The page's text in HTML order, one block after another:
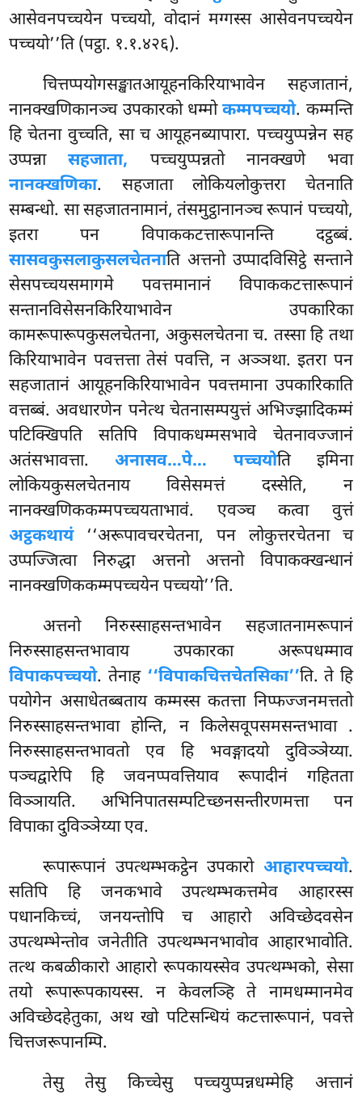
आसेवनपच्चयेन पच्चयो, वोदानं मग्गस्स आसेवनपच्चयेन
पच्चयो’’ति (पट्ठा. १.१.४२६).
चित्तप्पयोगसङ्खातआयूहनकिरियाभावेन सहजातानं,
नानक्खणिकानञ्च उपकारको धम्मोकम्मपच्चयो. कम्मन्ति
हि चेतना वुच्चति, सा च आयूहनब्यापारा. पच्चयुप्पन्नेन सह
उप्पन्नासहजाता, पच्चयुप्पन्नतो नानक्खणे भवा
नानक्खणिका. सहजाता लोकियलोकुत्तरा चेतनाति
सम्बन्धो. सा सहजातनामानं, तंसमुट्ठानानञ्च रूपानं पच्चयो,
इतरा पन विपाककटत्तारूपानन्ति दट्ठब्बं.
सासवकुसलाकुसलचेतनाति अत्तनो उप्पादविसिट्ठे सन्ताने
सेसपच्चयसमागमे पवत्तमानानं विपाककटत्तारूपानं
सन्तानविसेसनकिरियाभावेन उपकारिका
कामरूपारूपकुसलचेतना, अकुसलचेतना च. तस्सा हि तथा
किरियाभावेन पवत्तत्ता तेसं पवत्ति, न अञ्ञथा. इतरा पन
सहजातानं आयूहनकिरियाभावेन पवत्तमाना उपकारिकाति
वत्तब्बं. अवधारणेन पनेत्थ चेतनासम्पयुत्तं अभिज्झादिकम्मं
पटिक्खिपति सतिपि विपाकधम्मसभावे चेतनावज्जानं
अतंसभावत्ता.अनासव…पे… पच्चयोति इमिना
लोकियकुसलचेतनाय विसेसमत्तं दस्सेति, न
नानक्खणिककम्मपच्चयताभावं. एवञ्च कत्वा वुत्तं
अट्ठकथायं‘‘अरूपावचरचेतना, पन लोकुत्तरचेतना च
उप्पज्जित्वा निरुद्धा अत्तनो अत्तनो विपाकक्खन्धानं
नानक्खणिककम्मपच्चयेन पच्चयो’’ति.
अत्तनो निरुस्साहसन्तभावेन सहजातनामरूपानं
निरुस्साहसन्तभावाय उपकारका अरूपधम्माव
विपाकपच्चयो. तेनाह ‘‘विपाकचित्तचेतसिका’’ति. ते हि
पयोगेन असाधेतब्बताय कम्मस्स कतत्ता निप्फज्जनमत्ततो
निरुस्साहसन्तभावा होन्ति, न किलेसवूपसमसन्तभावा .
निरुस्साहसन्तभावतो एव हि भवङ्गादयो दुविञ्ञेय्या.
पञ्चद्वारेपि हि जवनप्पवत्तियाव रूपादीनं गहितता
विञ्ञायति. अभिनिपातसम्पटिच्छनसन्तीरणमत्ता पन
विपाका दुविञ्ञेय्या एव.
रूपारूपानं उपत्थम्भकट्ठेन उपकारो आहारपच्चयो.
सतिपि हि जनकभावे उपत्थम्भकत्तमेव आहारस्स
पधानकिच्चं, जनयन्तोपि च आहारो अविच्छेदवसेन
उपत्थम्भेन्तोव जनेतीति उपत्थम्भनभावोव आहारभावोति.
तत्थ कबळीकारो आहारो रूपकायस्सेव उपत्थम्भको, सेसा
तयो रूपारूपकायस्स. न केवलञ्हि ते नामधम्मानमेव
अविच्छेदहेतुका, अथ खो पटिसन्धियं कटत्तारूपानं, पवत्ते
चित्तजरूपानम्पि.
तेसु तेसु किच्चेसु पच्चयुप्पन्नधम्मेहि अत्तानं